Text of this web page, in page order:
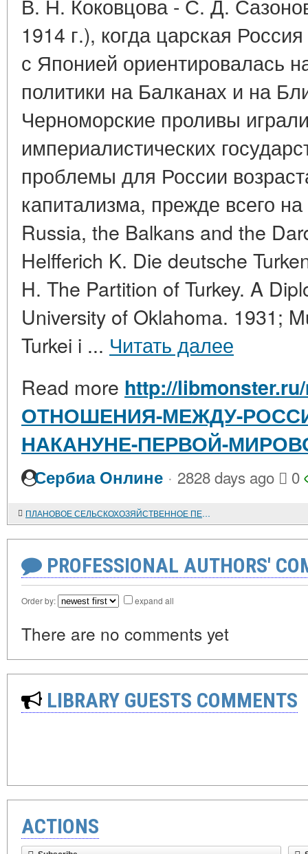
В. Н. Коковцова - С. Д.
1914 г.), когда царская
с Японией ориентировалась
политики на Балканах и на
Черноморские проливы
империалистических
проблемы для России
капитализма, прежде всего
Russia, the Balkans and the
Helfferich K. Die deutsche
H. The Partition of Turkey. A
University of Oklahoma. 1931;
Turkei i ... Читать далее
Read more http://
ОТНОШЕНИЯ-МЕЖДУ-
НАКАНУНЕ-ПЕРВОЙ-
Сербиа Онлине · 2828 days ago 0
ПЛАНОВОЕ СЕЛЬСКОХОЗЯЙСТВЕННОЕ ПЕРЕСЕЛЕНИЕ В РСФСР В 1946 - 1958 ГОДАХ
PROFESSIONAL AUTHORS'
Order by: expand all
There are no comments yet
LIBRARY GUESTS COMMENTS
ACTIONS